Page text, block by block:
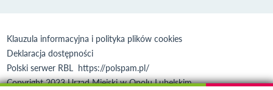
Klauzula informacyjna i polityka plików cookies
Deklaracja dostępności
Polski serwer RBL https://polspam.pl/
Copyright 2023 Urząd Miejski w Opolu Lubelskim